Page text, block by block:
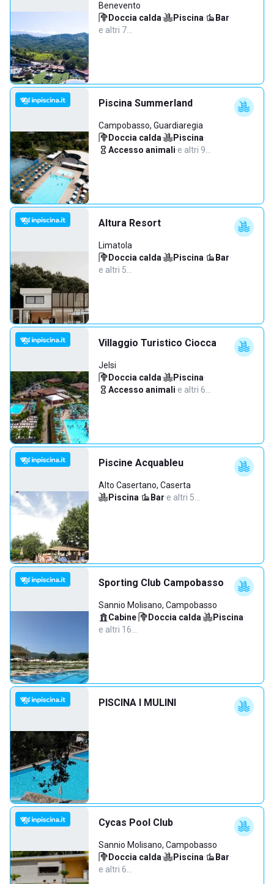
Benevento
Doccia calda· Piscina· Bar·
e altri 7…
Piscina Summerland
Campobasso, Guardiaregia
Doccia calda· Piscina·
Accesso animali·e altri 9…
Altura Resort
Limatola
Doccia calda· Piscina· Bar·
e altri 5…
Villaggio Turistico Ciocca
Jelsi
Doccia calda· Piscina·
Accesso animali·e altri 6…
Piscine Acquableu
Alto Casertano, Caserta
Piscina· Bar·e altri 5…
Sporting Club Campobasso
Sannio Molisano, Campobasso
Cabine· Doccia calda· Piscina·
e altri 16…
PISCINA I MULINI
Cycas Pool Club
Sannio Molisano, Campobasso
Doccia calda· Piscina· Bar·
e altri 6…